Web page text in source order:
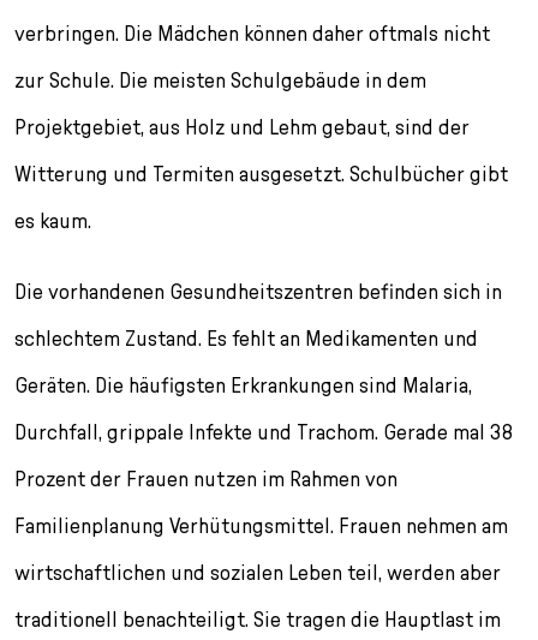
verbringen. Die Mädchen können daher oftmals nicht
zur Schule. Die meisten Schulgebäude in dem
Projektgebiet, aus Holz und Lehm gebaut, sind der
Witterung und Termiten ausgesetzt. Schulbücher gibt
es kaum.
Die vorhandenen Gesundheitszentren befinden sich in
schlechtem Zustand. Es fehlt an Medikamenten und
Geräten. Die häufigsten Erkrankungen sind Malaria,
Durchfall, grippale Infekte und Trachom. Gerade mal 38
Prozent der Frauen nutzen im Rahmen von
Familienplanung Verhütungsmittel. Frauen nehmen am
wirtschaftlichen und sozialen Leben teil, werden aber
traditionell benachteiligt. Sie tragen die Hauptlast im